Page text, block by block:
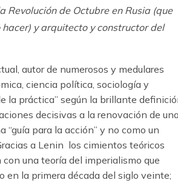
de Octubre en Rusia (que
y arquitecto y constructor del
autor de numerosos y medulares
ciencia política, sociología y
la práctica” según la brillante
decisivas a la renovación de
para la acción” y no como un
a Lenin los cimientos teóricos
una teoría del imperialismo que
en la primera década del siglo veinte;